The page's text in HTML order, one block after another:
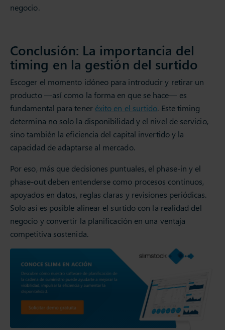
negocio.
Conclusión: La importancia del
timing en la gestión del surtido
Escoger el momento idóneo para introducir y retirar un
producto —así como la forma en que se hace— es
fundamental para tener éxito en el surtido. Este timing
determina no solo la disponibilidad y el nivel de servicio,
sino también la eficiencia del capital invertido y la
capacidad de adaptarse al mercado.
Por eso, más que decisiones puntuales, el phase-in y el
phase-out deben entenderse como procesos continuos,
apoyados en datos, reglas claras y revisiones periódicas.
Solo así es posible alinear el surtido con la realidad del
negocio y convertir la planificación en una ventaja
competitiva sostenida.